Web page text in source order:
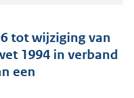
d
s
g
tot wijziging van
1994 in verband
een